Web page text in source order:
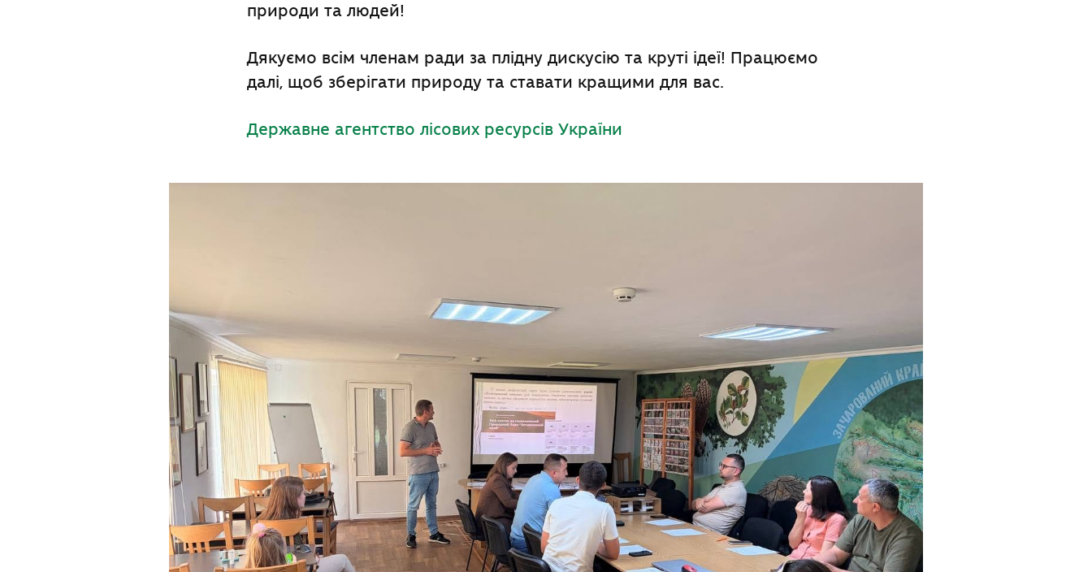
природи та людей!
Дякуємо всім членам ради за плідну дискусію та круті ідеї! Працюємо
далі, щоб зберігати природу та ставати кращими для вас.
Державне агентство лісових ресурсів України